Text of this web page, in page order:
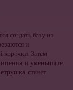
создать базу из
и
корочки. Затем
и уменьшите
станет